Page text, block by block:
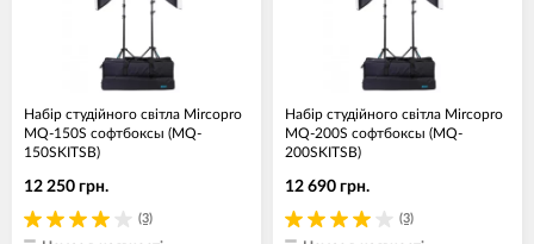
Набір студійного світла Mircopro
MQ-150S софтбоксы (MQ-
150SKITSB)
(3)
12 250 грн.
Набір студійного світла Mircopro
MQ-200S софтбоксы (MQ-
200SKITSB)
(3)
12 690 грн.